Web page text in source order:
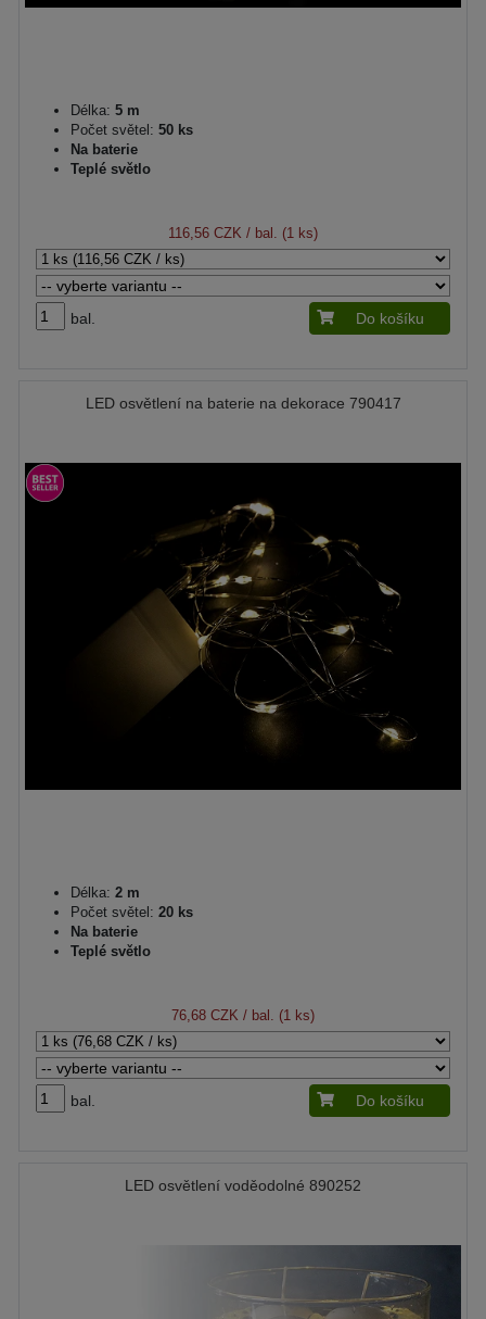
Délka: 5 m
Počet světel: 50 ks
Na baterie
Teplé světlo
116,56 CZK / bal. (1 ks)
bal. Do košíku
LED osvětlení na baterie na dekorace 790417
Délka: 2 m
Počet světel: 20 ks
Na baterie
Teplé světlo
76,68 CZK / bal. (1 ks)
bal. Do košíku
LED osvětlení voděodolné 890252